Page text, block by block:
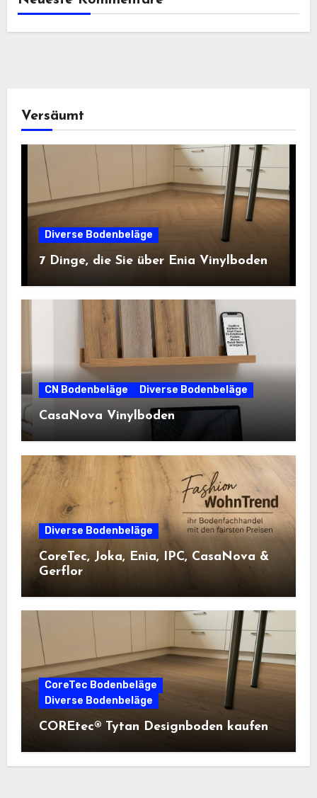
Versäumt
Diverse Bodenbeläge
7 Dinge, die Sie über Enia Vinylboden
CN Bodenbeläge Diverse Bodenbeläge
CasaNova Vinylboden
Diverse Bodenbeläge
CoreTec, Joka, Enia, IPC, CasaNova &
Gerflor
CoreTec Bodenbeläge
Diverse Bodenbeläge
COREtec® Tytan Designboden kaufen